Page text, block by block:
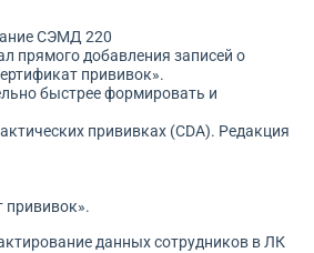
СЭМД 220
прямого добавления записей о
прививок».
быстрее формировать и
прививках (CDA). Редакция
прививок».
данных сотрудников в ЛК